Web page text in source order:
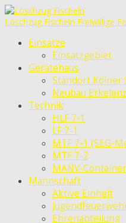
Löschzug Fischeln Freiwillige
Einsätze
Einsatzgebiet
Gerätehaus
Standort Kölner
Neubau
Technik
HLF 7-1
LF 7-1
MTF 7-1 (SEG-
MTF 7-2
MANV-Container
Mannschaft
Aktive Einheit
Ehrenabteilung